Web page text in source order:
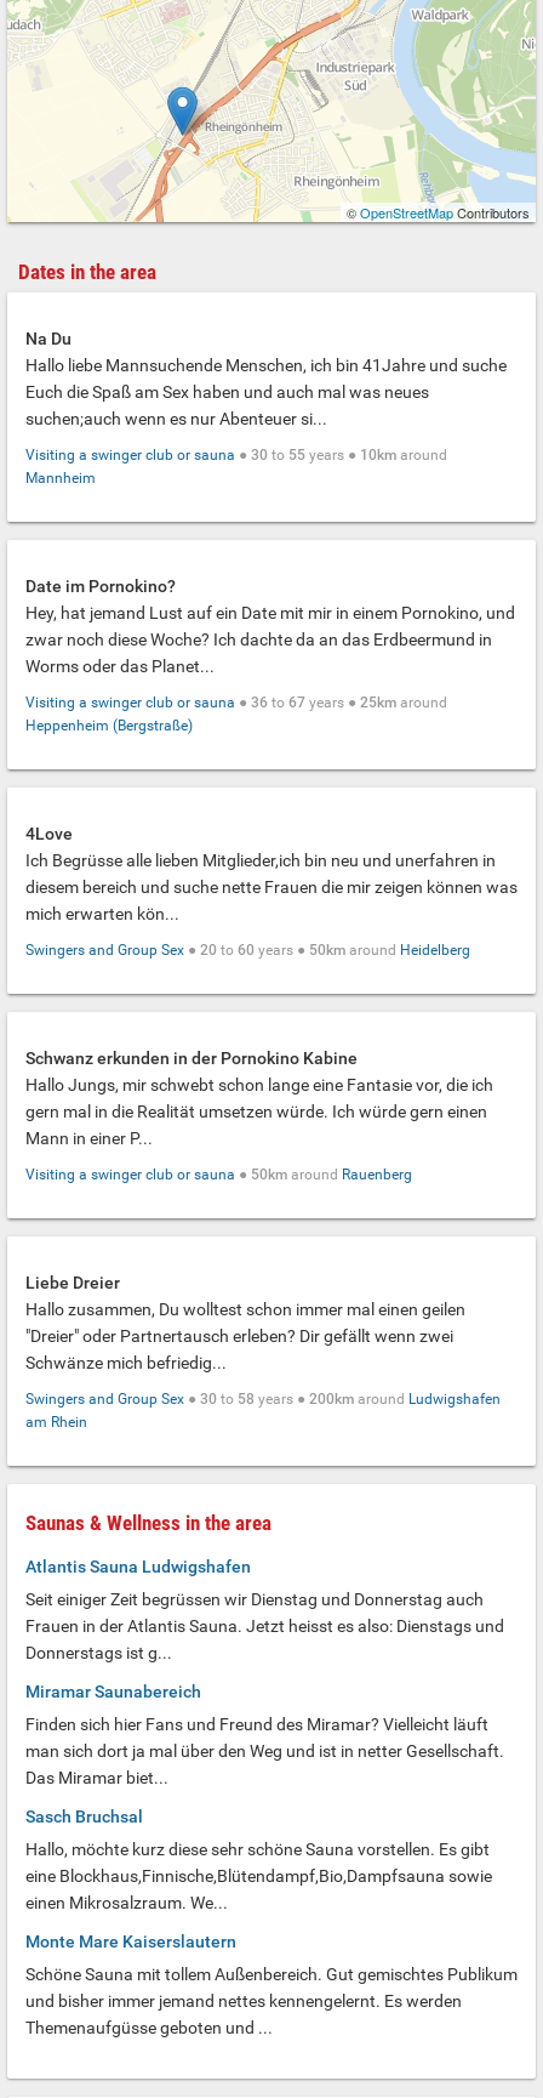
©OpenStreetMapContributors
Dates in the area
Na Du
Hallo liebe Mannsuchende Menschen, ich bin 41Jahre und suche
Euch die Spaß am Sex haben und auch mal was neues
suchen;auch wenn es nur Abenteuer si...
Visiting a swinger club or sauna ● 30 to 55 years ● 10km around
Mannheim
Date im Pornokino?
Hey, hat jemand Lust auf ein Date mit mir in einem Pornokino, und
zwar noch diese Woche? Ich dachte da an das Erdbeermund in
Worms oder das Planet...
Visiting a swinger club or sauna ● 36 to 67 years ● 25km around
Heppenheim (Bergstraße)
4Love
Ich Begrüsse alle lieben Mitglieder,ich bin neu und unerfahren in
diesem bereich und suche nette Frauen die mir zeigen können was
mich erwarten kön...
Swingers and Group Sex ● 20 to 60 years ● 50km around Heidelberg
Schwanz erkunden in der Pornokino Kabine
Hallo Jungs, mir schwebt schon lange eine Fantasie vor, die ich
gern mal in die Realität umsetzen würde. Ich würde gern einen
Mann in einer P...
Visiting a swinger club or sauna ● 50km around Rauenberg
Liebe Dreier
Hallo zusammen, Du wolltest schon immer mal einen geilen
"Dreier" oder Partnertausch erleben? Dir gefällt wenn zwei
Schwänze mich befriedig...
Swingers and Group Sex ● 30 to 58 years ● 200km around Ludwigshafen
am Rhein
Saunas & Wellness in the area
Atlantis Sauna Ludwigshafen
Seit einiger Zeit begrüssen wir Dienstag und Donnerstag auch
Frauen in der Atlantis Sauna. Jetzt heisst es also: Dienstags und
Donnerstags ist g...
Miramar Saunabereich
Finden sich hier Fans und Freund des Miramar? Vielleicht läuft
man sich dort ja mal über den Weg und ist in netter Gesellschaft.
Das Miramar biet...
Sasch Bruchsal
Hallo, möchte kurz diese sehr schöne Sauna vorstellen. Es gibt
eine Blockhaus,Finnische,Blütendampf,Bio,Dampfsauna sowie
einen Mikrosalzraum. We...
Monte Mare Kaiserslautern
Schöne Sauna mit tollem Außenbereich. Gut gemischtes Publikum
und bisher immer jemand nettes kennengelernt. Es werden
Themenaufgüsse geboten und ...